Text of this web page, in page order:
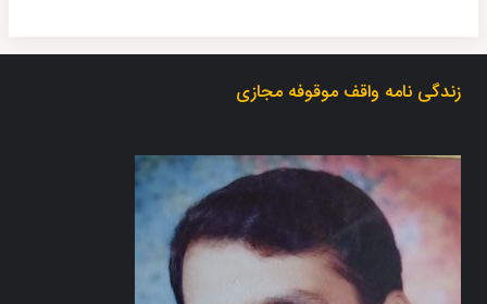
زندگی نامه واقف موقوفه مجازی